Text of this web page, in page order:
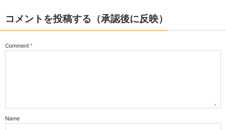
コメントを投稿する（承認後に反映）
Comment*
Name